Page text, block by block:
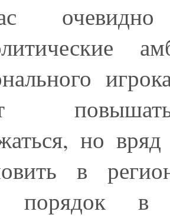
но
в
порядок в